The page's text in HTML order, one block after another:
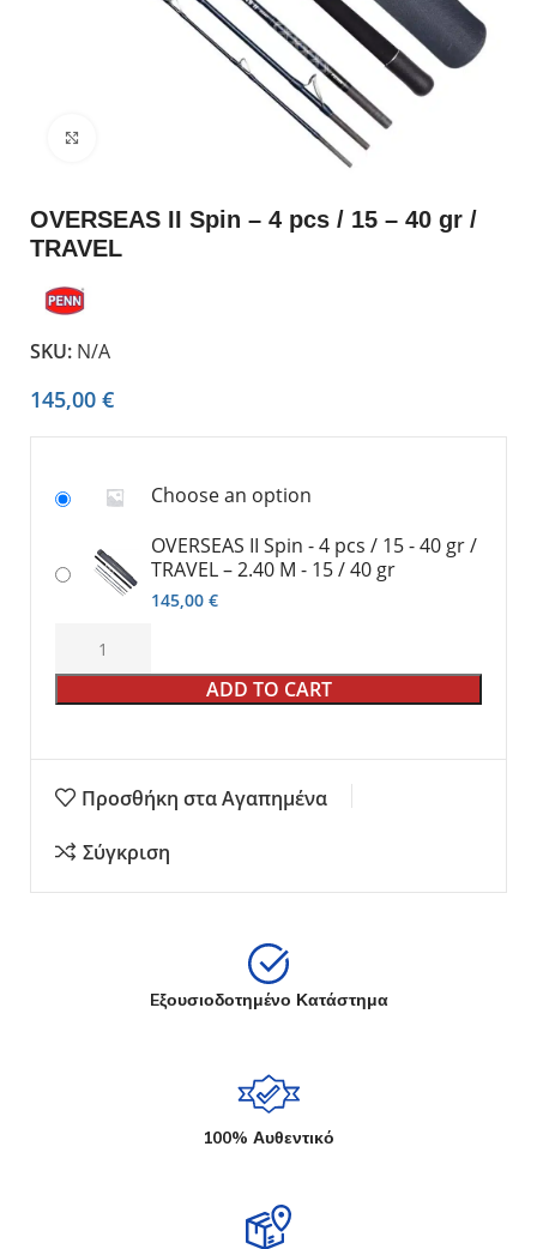
OVERSEAS II Spin – 4 pcs / 15 – 40 gr /
TRAVEL
SKU: N/A
145,00 €
Choose an option
OVERSEAS II Spin - 4 pcs / 15 - 40 gr /
TRAVEL – 2.40 M - 15 / 40 gr
145,00 €
ADD TO CART
Προσθήκη στα Αγαπημένα
Σύγκριση
Eξουσιοδοτημένο Κατάστημα
100% Αυθεντικό